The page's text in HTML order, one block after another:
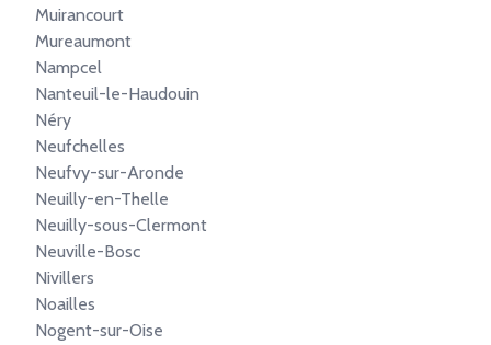
Muirancourt
Mureaumont
Nampcel
Nanteuil-le-Haudouin
Néry
Neufchelles
Neufvy-sur-Aronde
Neuilly-en-Thelle
Neuilly-sous-Clermont
Neuville-Bosc
Nivillers
Noailles
Nogent-sur-Oise